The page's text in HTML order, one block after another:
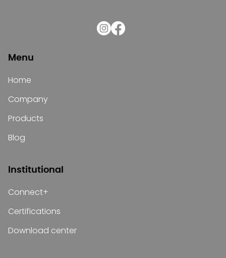
Menu
Home
Company
Products
Blog
Institutional
Connect+
Certifications
Download center